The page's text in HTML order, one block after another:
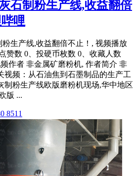
石制粉生产线,收益翻倍
哩
生产线,收益翻倍不止！, 视频播放
赞数 0、投硬币枚数 0、收藏人数
作者 非金属矿磨粉机, 作者简介 非
视频：从石油焦到石墨制品的生产工
制粉生产线欧版磨粉机现场,华中地区
版 ...
8511